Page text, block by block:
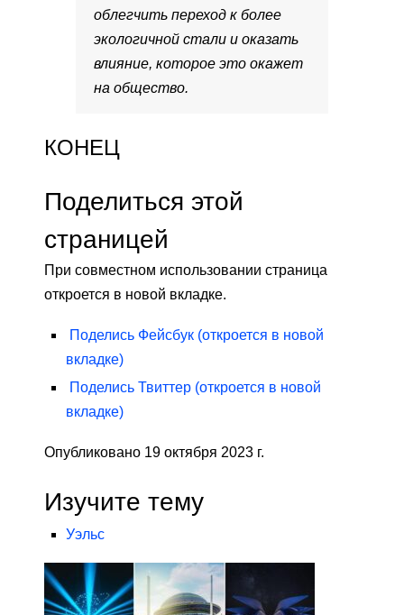
облегчить переход к более
экологичной стали и оказать
влияние, которое это окажет
на общество.
КОНЕЦ
Поделиться этой
страницей
При совместном использовании страница
откроется в новой вкладке.
Поделись Фейсбук (откроется в новой
вкладке)
Поделись Твиттер (откроется в новой
вкладке)
Опубликовано 19 октября 2023 г.
Изучите тему
Уэльс